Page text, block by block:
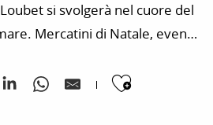
si svolgerà nel cuore del
Mercatini di Natale, eventi
cinema di Natale, mostra e